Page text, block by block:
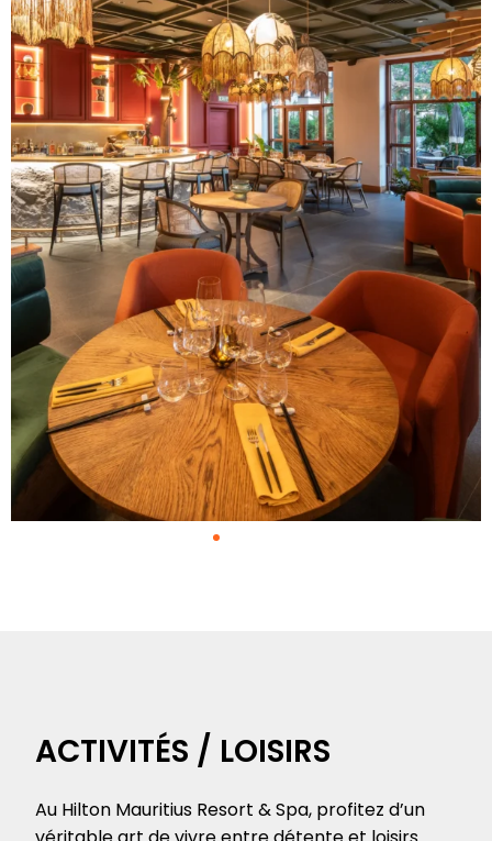
ACTIVITÉS / LOISIRS
Au Hilton Mauritius Resort & Spa, profitez d’un